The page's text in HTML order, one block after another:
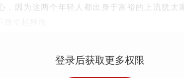
，因为这两个年轻人都出身于富裕的上流犹太
登录后获取更多权限